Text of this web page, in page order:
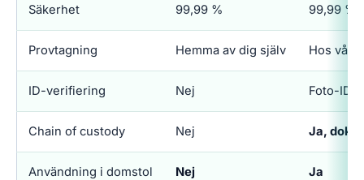
Säkerhet 99,99 % 99,99 %
Provtagning Hemma av dig själv Hos
ID-verifiering Nej Foto-ID
Chain of custody Nej Ja,
Användning i domstol Nej Ja